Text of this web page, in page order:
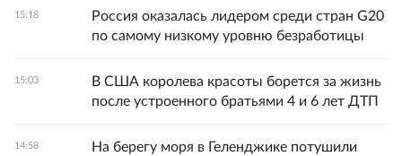
15:18
Россия оказалась лидером среди стран G20
по самому низкому уровню безработицы
15:03
В США королева красоты борется за жизнь
после устроенного братьями 4 и 6 лет ДТП
14:58
На берегу моря в Геленджике потушили